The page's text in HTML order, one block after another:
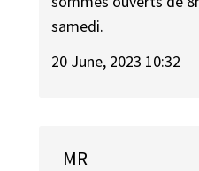
samedi.
20 June, 2023 10:32
MR